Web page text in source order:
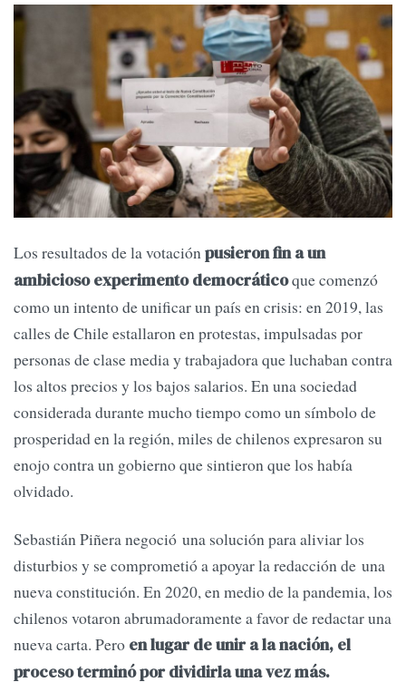
Los resultados de la votaciónpusieron fin a un
ambicioso experimento democráticoque comenzó
como un intento de unificar un país en crisis: en 2019, las
calles de Chile estallaron en protestas, impulsadas por
personas de clase media y trabajadora que luchaban contra
los altos precios y los bajos salarios. En una sociedad
considerada durante mucho tiempo como un símbolo de
prosperidad en la región, miles de chilenos expresaron su
enojo contra un gobierno que sintieron que los había
olvidado.
Sebastián Piñera negoció una solución para aliviar los
disturbios y se comprometió a apoyar la redacción de una
nueva constitución. En 2020, en medio de la pandemia, los
chilenos votaron abrumadoramente a favor de redactar una
nueva carta. Pero en lugar de unir a la nación, el
proceso terminó por dividirla una vez más.